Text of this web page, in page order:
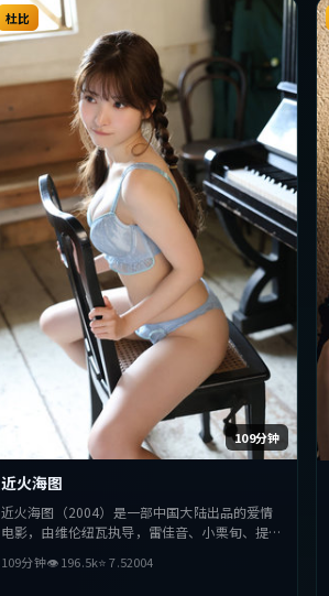
109分钟
杜比
近火海图
近火海图（2004）是一部中国大陆出品的爱情
电影，由维伦纽瓦执导，雷佳音、小栗旬、提莫
破，探讨人性与抉择，节奏张弛有度，适合喜欢
109分钟👁196.5k⭐7.52004